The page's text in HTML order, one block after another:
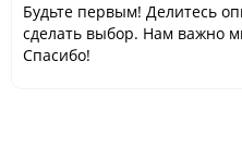
Будьте первым! Делитесь
сделать выбор. Нам важно
Спасибо!